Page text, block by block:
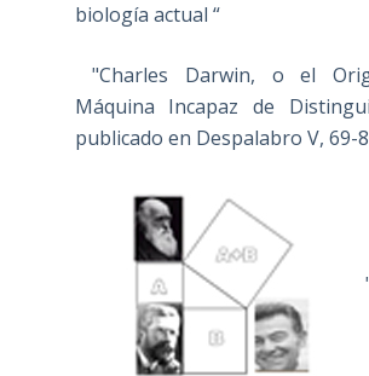
biología actual “
"Charles Darwin, o el
Máquina Incapaz de
publicado en Despalabro V, 69-